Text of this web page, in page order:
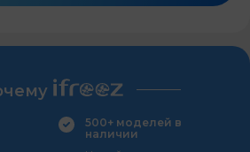
500+ моделей в
наличии